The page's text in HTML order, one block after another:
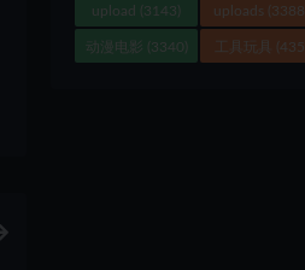
upload (3143) uploads (3388)
动漫电影 (3340) 工具玩具 (435)